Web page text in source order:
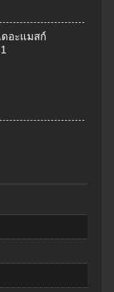
ดอะแมสก์